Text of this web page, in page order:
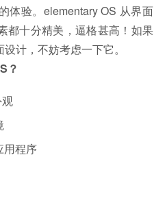
体验。elementary OS 从界面
都十分精美，逼格甚高！如果
计，不妨考虑一下它。
？
用程序